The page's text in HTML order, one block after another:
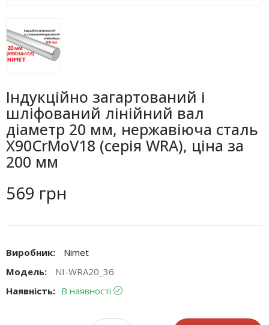
Індукційно загартований і
шліфований лінійний вал
діаметр 20 мм, нержавіюча сталь
X90CrMoV18 (серія WRA), ціна за
200 мм
569 грн
Виробник:
Nimet
Модель:
NI-WRA20_36
Наявність: В наявності